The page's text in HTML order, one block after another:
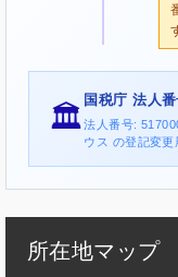
🏛️
国税庁 法人
法人番号:
ウス の登記変更
所在地マップ